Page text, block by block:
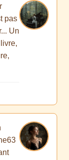
pas
Un